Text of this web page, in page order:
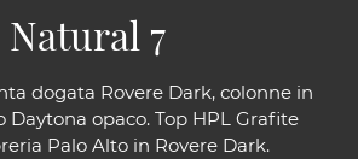
dogata Rovere Dark, colonne in
Daytona opaco. Top HPL Grafite
Palo Alto in Rovere Dark.
Natural 7